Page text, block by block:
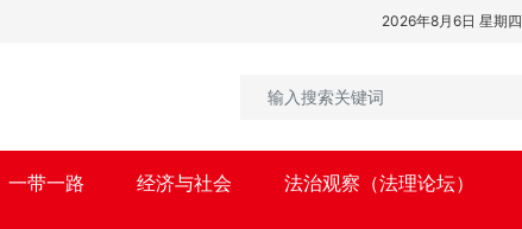
2026年8月6日 星期四
一带一路 经济与社会 法治观察（法理论坛）